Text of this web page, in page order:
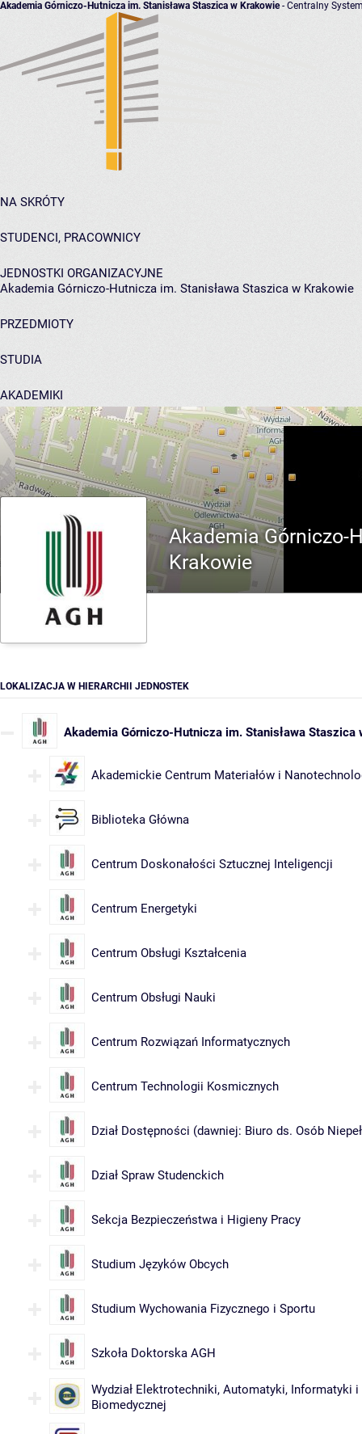
Akademia Górniczo-Hutnicza im. Stanisława Staszica w Krakowie- Centralny
NA SKRÓTY
STUDENCI, PRACOWNICY
JEDNOSTKI ORGANIZACYJNE
Akademia Górniczo-Hutnicza im. Stanisława Staszica w Krakowie
PRZEDMIOTY
STUDIA
AKADEMIKI
POMOC
Akademia Górniczo-
Krakowie
LOKALIZACJA W HIERARCHII JEDNOSTEK
Akademia Górniczo-Hutnicza im. Stanisława Staszica
Akademickie Centrum Materiałów i
Biblioteka Główna
Centrum Doskonałości Sztucznej Inteligencji
Centrum Energetyki
Centrum Obsługi Kształcenia
Centrum Obsługi Nauki
Centrum Rozwiązań Informatycznych
Centrum Technologii Kosmicznych
Dział Dostępności (dawniej: Biuro ds. Osób
Dział Spraw Studenckich
Sekcja Bezpieczeństwa i Higieny Pracy
Studium Języków Obcych
Studium Wychowania Fizycznego i Sportu
Szkoła Doktorska AGH
Wydział Elektrotechniki, Automatyki, Informatyki i
Biomedycznej